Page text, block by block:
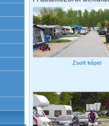
Zsolt képei